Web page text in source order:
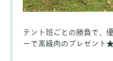
テント班ごとの勝負で、
ーで高級肉のプレゼント